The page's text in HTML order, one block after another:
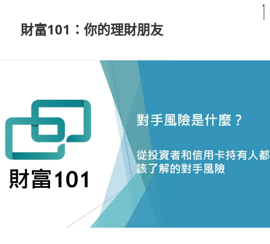
財富101：你的理財朋友